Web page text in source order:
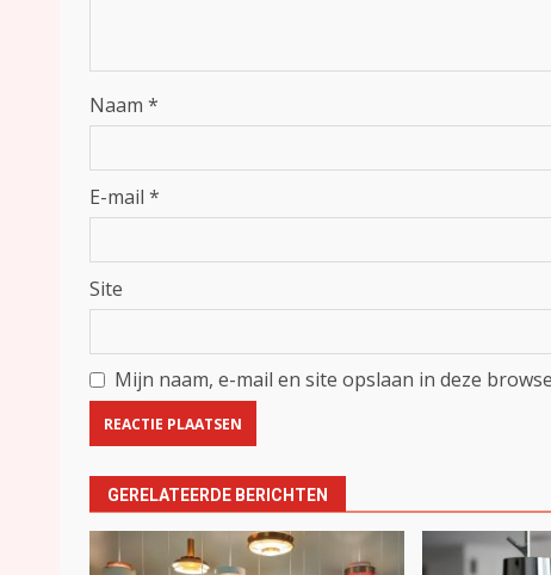
Naam *
E-mail *
Site
Mijn naam, e-mail en site opslaan in deze
GERELATEERDE BERICHTEN